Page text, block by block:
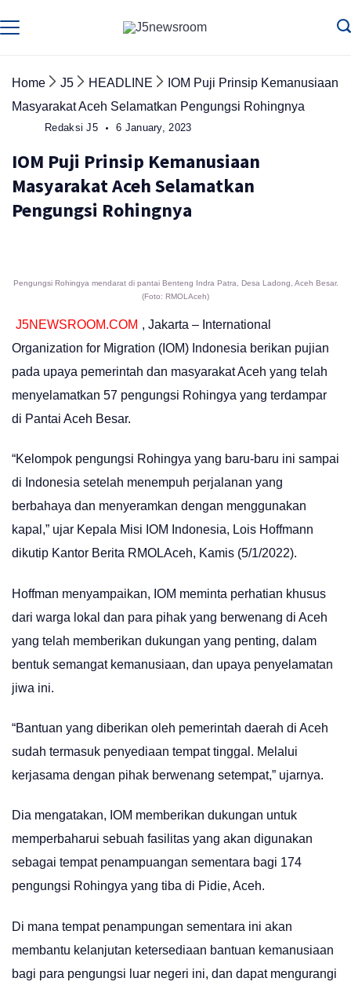
to
Home J5 HEADLINE
IOM Puji Prinsip Kemanusiaan
Masyarakat Aceh Selamatkan Pengungsi Rohingnya
Redaksi J5 6 January, 2023
IOM Puji Prinsip Kemanusiaan
Masyarakat Aceh Selamatkan
Pengungsi Rohingnya
Pengungsi Rohingya mendarat di pantai Benteng Indra Patra, Desa Ladong, Aceh Besar.
(Foto: RMOLAceh)
J5NEWSROOM.COM , Jakarta – International
Organization for Migration (IOM) Indonesia berikan pujian
pada upaya pemerintah dan masyarakat Aceh yang telah
menyelamatkan 57 pengungsi Rohingya yang terdampar
di Pantai Aceh Besar.
“Kelompok pengungsi Rohingya yang baru-baru ini sampai
di Indonesia setelah menempuh perjalanan yang
berbahaya dan menyeramkan dengan menggunakan
kapal,” ujar Kepala Misi IOM Indonesia, Lois Hoffmann
dikutip Kantor Berita RMOLAceh, Kamis (5/1/2022).
Hoffman menyampaikan, IOM meminta perhatian khusus
dari warga lokal dan para pihak yang berwenang di Aceh
yang telah memberikan dukungan yang penting, dalam
bentuk semangat kemanusiaan, dan upaya penyelamatan
jiwa ini.
“Bantuan yang diberikan oleh pemerintah daerah di Aceh
sudah termasuk penyediaan tempat tinggal. Melalui
kerjasama dengan pihak berwenang setempat,” ujarnya.
Dia mengatakan, IOM memberikan dukungan untuk
memperbaharui sebuah fasilitas yang akan digunakan
sebagai tempat penampuangan sementara bagi 174
pengungsi Rohingya yang tiba di Pidie, Aceh.
Di mana tempat penampungan sementara ini akan
membantu kelanjutan ketersediaan bantuan kemanusiaan
bagi para pengungsi luar negeri ini, dan dapat mengurangi